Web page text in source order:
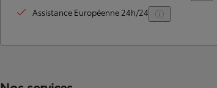
Assistance Européenne 24h/24